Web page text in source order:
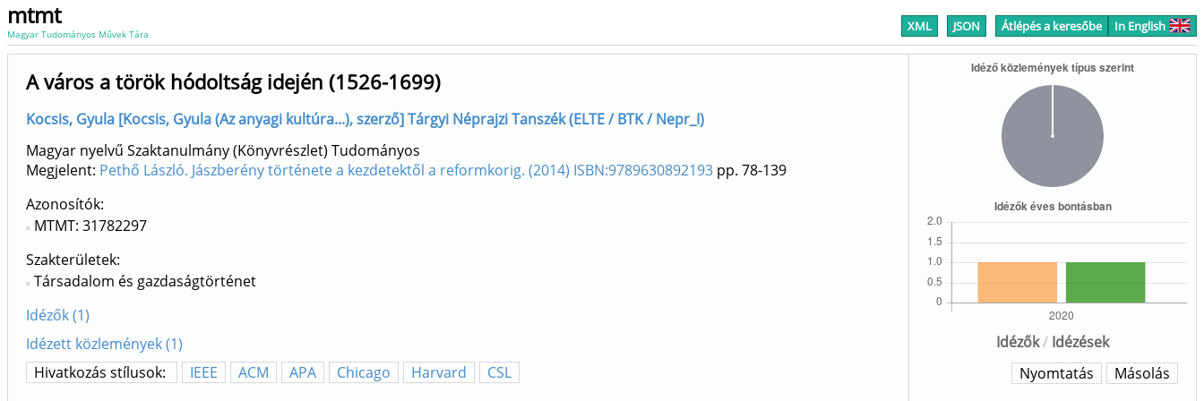
mtmt
Magyar Tudományos Művek Tára XML JSON Átlépés a keresőbe In English
Idézők/ Idézések
A város a török hódoltság idején (1526-1699)
Kocsis, Gyula [Kocsis, Gyula (Az anyagi kultúra...), szerző] Tárgyi Néprajzi Tanszék (ELTE / BTK / Nepr_I)
Magyar nyelvű Szaktanulmány (Könyvrészlet) Tudományos
Megjelent: Pethő László. Jászberény története a kezdetektől a reformkorig. (2014) ISBN:9789630892193 pp. 78-139
Azonosítók
MTMT: 31782297
Szakterületek:
Társadalom és gazdaságtörténet
Idézők (1)
Idézett közlemények (1)
Hivatkozás stílusok:
IEEE ACM APA Chicago Harvard CSL Másolás
Nyomtatás